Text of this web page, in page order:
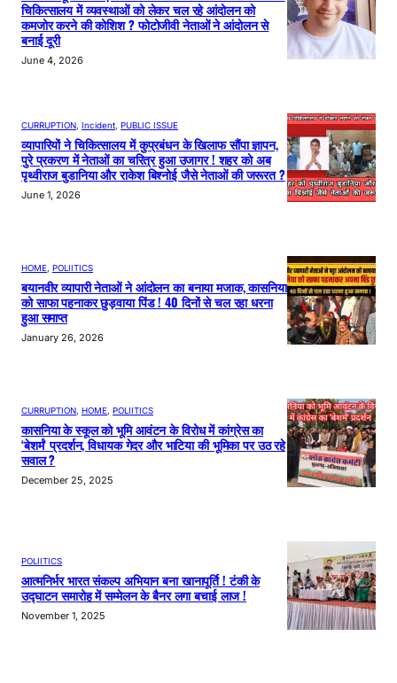
चिकित्सालय में व्यवस्थाओं को लेकर चल रहे आंदोलन को
कमजोर करने की कोशिश ? फोटोजीवी नेताओं ने आंदोलन से
बनाई दूरी
June 4, 2026
CURRUPTION, Incident, PUBLIC ISSUE
व्यापारियों ने चिकित्सालय में कुप्रबंधन के खिलाफ सौंपा ज्ञापन,
पुरे प्रकरण में नेताओं का चरित्र हुआ उजागर ! शहर को अब
पृथ्वीराज बुडानिया और राकेश बिश्नोई जैसे नेताओं की जरूरत ?
June 1, 2026
HOME, POLIITICS
बयानवीर व्यापारी नेताओं ने आंदोलन का बनाया मजाक, कासनिया
को साफा पहनाकर छुड़वाया पिंड ! 40 दिनों से चल रहा धरना
हुआ समाप्त
January 26, 2026
CURRUPTION, HOME, POLIITICS
कासनिया के स्कूल को भूमि आवंटन के विरोध में कांग्रेस का
‘बेशर्म’ प्रदर्शन, विधायक गेदर और भाटिया की भूमिका पर उठ रहे
सवाल ?
December 25, 2025
POLIITICS
आत्मनिर्भर भारत संकल्प अभियान बना खानापूर्ति ! टंकी के
उद्घाटन समारोह में सम्मेलन के बैनर लगा बचाई लाज !
November 1, 2025